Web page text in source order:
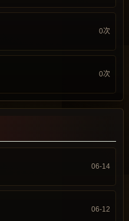
0次
0次
06-14
06-12